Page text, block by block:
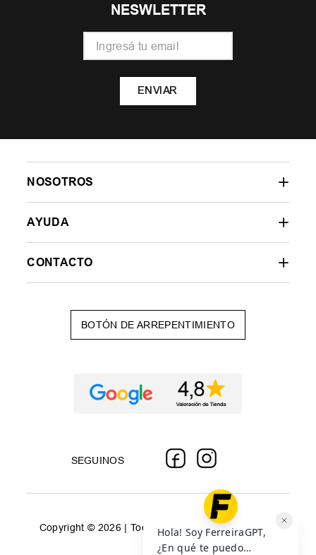
NESWLETTER
ENVIAR
NOSOTROS
AYUDA
CONTACTO
BOTÓN DE ARREPENTIMIENTO
SEGUINOS
Copyright © 2026 | Todos los derechos reservados